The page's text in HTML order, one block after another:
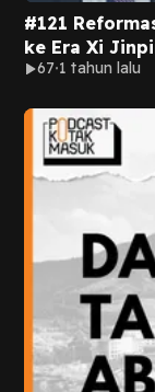
#121
ke Era Xi
67 1 tahun lalu